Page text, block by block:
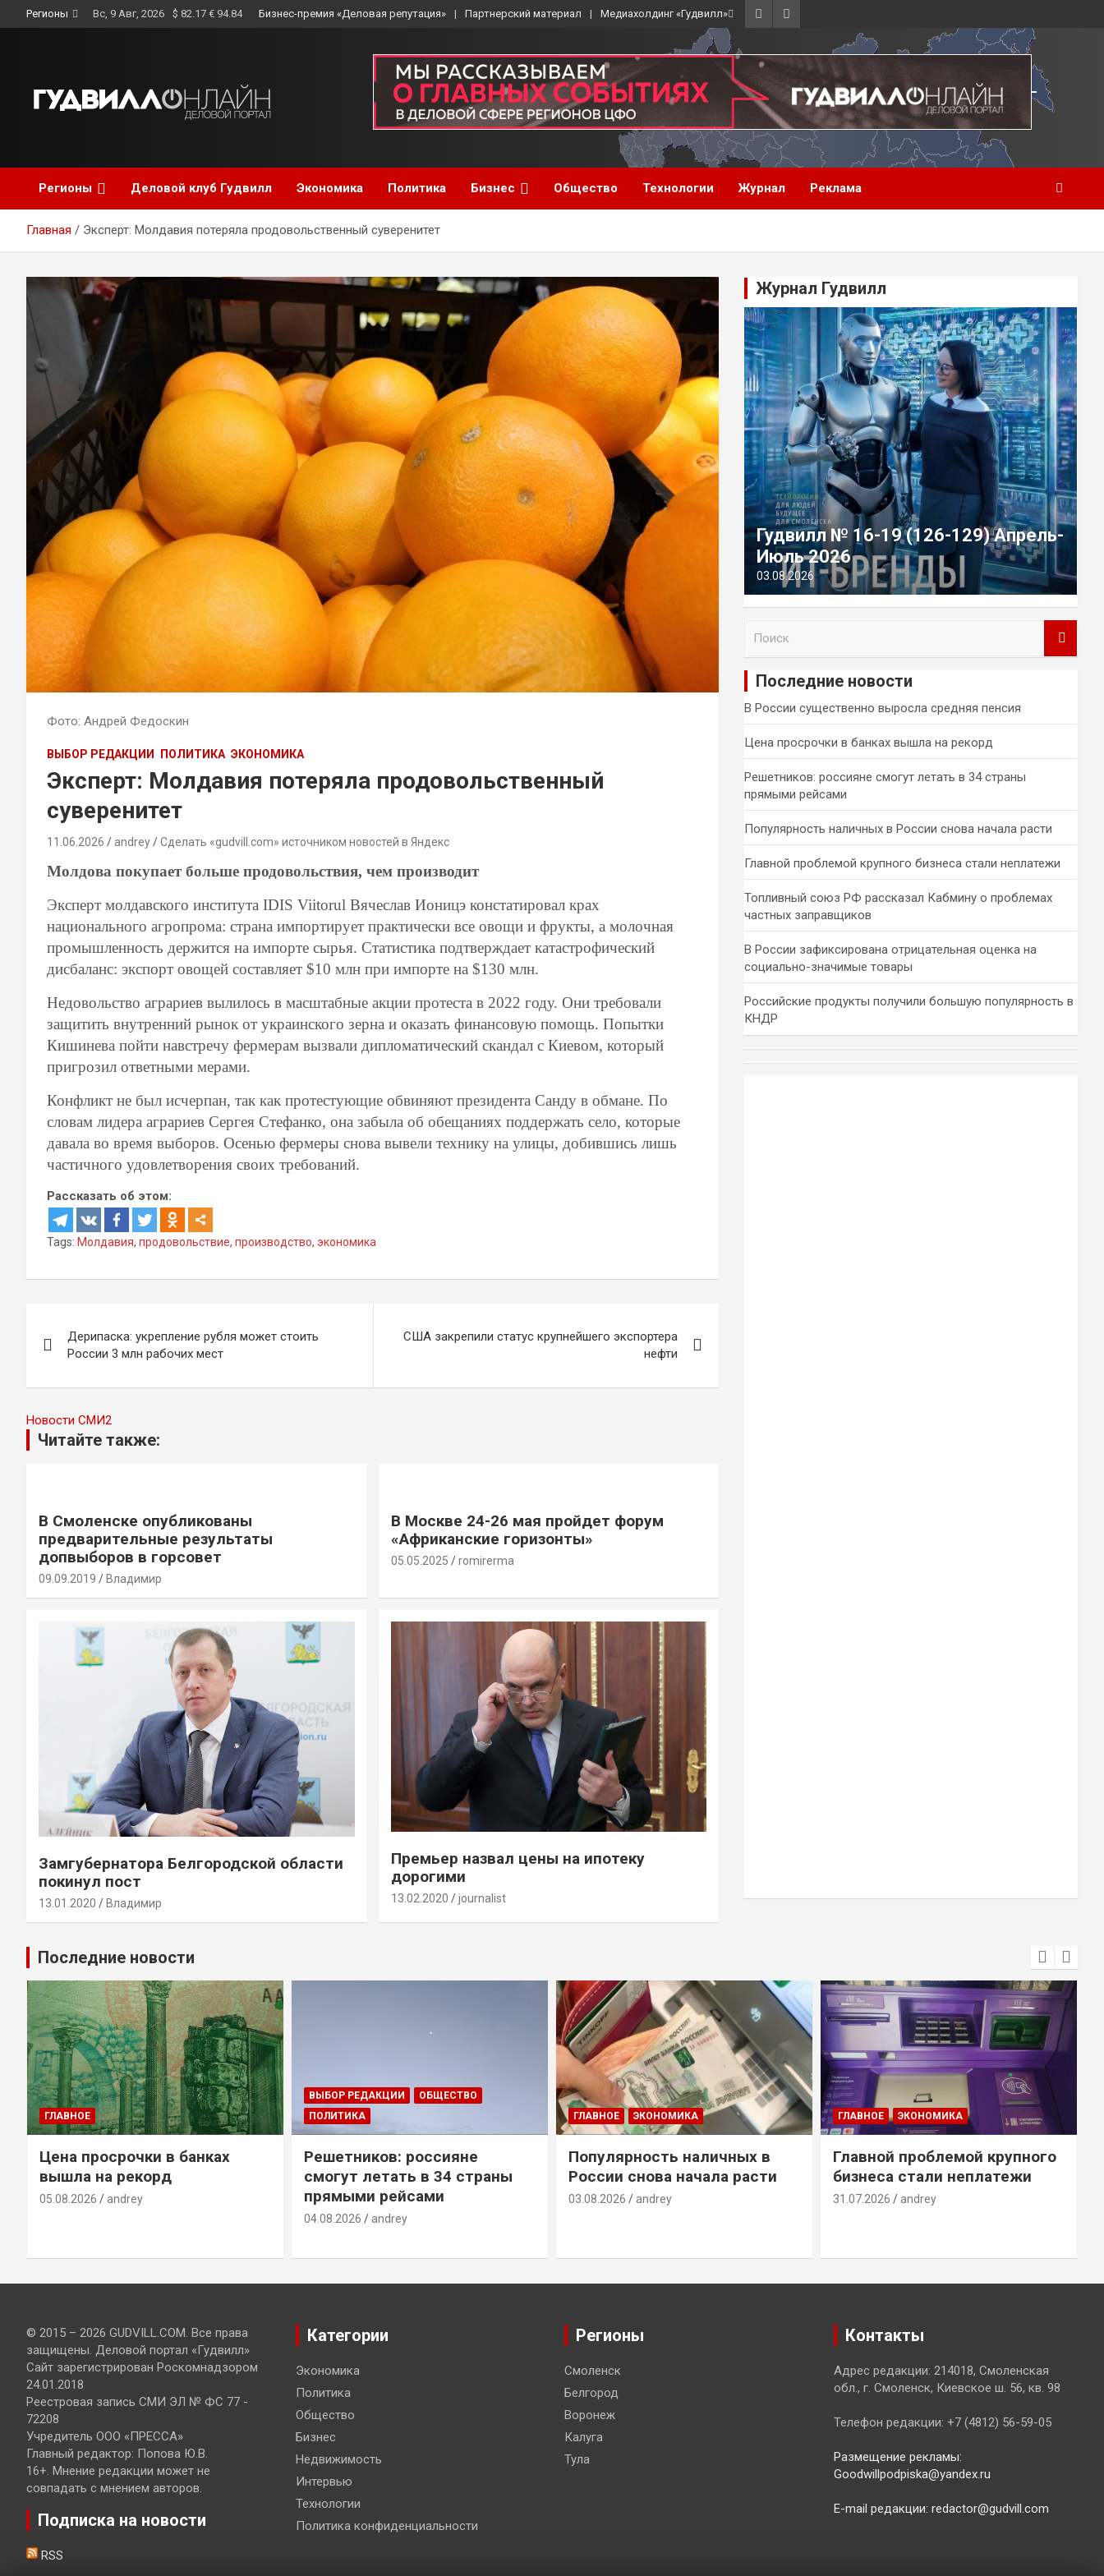
to
Регионы Вс, 9 Авг, 2026 $ 82.17 € 94.84 Бизнес-премия «Деловая репутация» Партнерский материал Медиахолдинг «Гудвилл»
Регионы Деловой клуб Гудвилл Экономика Политика Бизнес Общество Технологии Журнал Реклама
Главная Эксперт: Молдавия потеряла продовольственный суверенитет
Фото: Андрей Федоскин
ВЫБОР РЕДАКЦИИ ПОЛИТИКА ЭКОНОМИКА
Эксперт: Молдавия потеряла продовольственный
суверенитет
11.06.2026 andrey Сделать «gudvill.com» источником новостей в Яндекс
Молдова покупает больше продовольствия, чем производит
Эксперт молдавского института IDIS Viitorul Вячеслав Ионицэ констатировал крах
национального агропрома: страна импортирует практически все овощи и фрукты, а молочная
промышленность держится на импорте сырья. Статистика подтверждает катастрофический
дисбаланс: экспорт овощей составляет $10 млн при импорте на $130 млн.
Недовольство аграриев вылилось в масштабные акции протеста в 2022 году. Они требовали
защитить внутренний рынок от украинского зерна и оказать финансовую помощь. Попытки
Кишинева пойти навстречу фермерам вызвали дипломатический скандал с Киевом, который
пригрозил ответными мерами.
Конфликт не был исчерпан, так как протестующие обвиняют президента Санду в обмане. По
словам лидера аграриев Сергея Стефанко, она забыла об обещаниях поддержать село, которые
давала во время выборов. Осенью фермеры снова вывели технику на улицы, добившись лишь
частичного удовлетворения своих требований.
Рассказать об этом:
Tags: Молдавия, продовольствие, производство, экономика
по
записям
Дерипаска: укрепление рубля может стоить
России 3 млн рабочих мест
США закрепили статус крупнейшего экспортера
нефти
Новости СМИ2
Читайте также:
В Смоленске опубликованы
предварительные результаты
допвыборов в горсовет
09.09.2019 Владимир
В Москве 24-26 мая пройдет форум
«Африканские горизонты»
05.05.2025 romirerma
Замгубернатора Белгородской области
покинул пост
13.01.2020 Владимир
Премьер назвал цены на ипотеку
дорогими
13.02.2020 journalist
Журнал Гудвилл
Гудвилл № 16-19 (126-129) Апрель-
Июль 2026
03.08.2026
и
Последние новости
В России существенно выросла средняя пенсия
Цена просрочки в банках вышла на рекорд
Решетников: россияне смогут летать в 34 страны
прямыми рейсами
Популярность наличных в России снова начала расти
Главной проблемой крупного бизнеса стали неплатежи
Топливный союз РФ рассказал Кабмину о проблемах
частных заправщиков
В России зафиксирована отрицательная оценка на
социально-значимые товары
Российские продукты получили большую популярность в
КНДР
Последние новости
ГЛАВНОЕ
Цена просрочки в банках
вышла на рекорд
05.08.2026 andrey
ВЫБОР РЕДАКЦИИ
ОБЩЕСТВО
ПОЛИТИКА
Решетников: россияне
смогут летать в 34 страны
прямыми рейсами
04.08.2026 andrey
ГЛАВНОЕ ЭКОНОМИКА
Популярность наличных в
России снова начала расти
03.08.2026 andrey
ГЛАВНОЕ ЭКОНОМИКА
Главной проблемой крупного
бизнеса стали неплатежи
31.07.2026 andrey
© 2015 – 2026 GUDVILL.COM. Все права
защищены. Деловой портал «Гудвилл»
Сайт зарегистрирован Роскомнадзором
24.01.2018
Реестровая запись СМИ ЭЛ № ФС 77 -
72208
Учредитель ООО «ПРЕССА»
Главный редактор: Попова Ю.В.
16+. Мнение редакции может не
совпадать с мнением авторов.
Подписка на новости
RSS
Категории
Экономика
Политика
Общество
Бизнес
Недвижимость
Интервью
Технологии
Политика конфиденциальности
Регионы
Смоленск
Белгород
Воронеж
Калуга
Тула
Контакты
Адрес редакции: 214018, Смоленская
обл., г. Смоленск, Киевское ш. 56, кв. 98
Телефон редакции: +7 (4812) 56-59-05
Размещение рекламы:
Goodwillpodpiska@yandex.ru
E-mail редакции: redactor@gudvill.com